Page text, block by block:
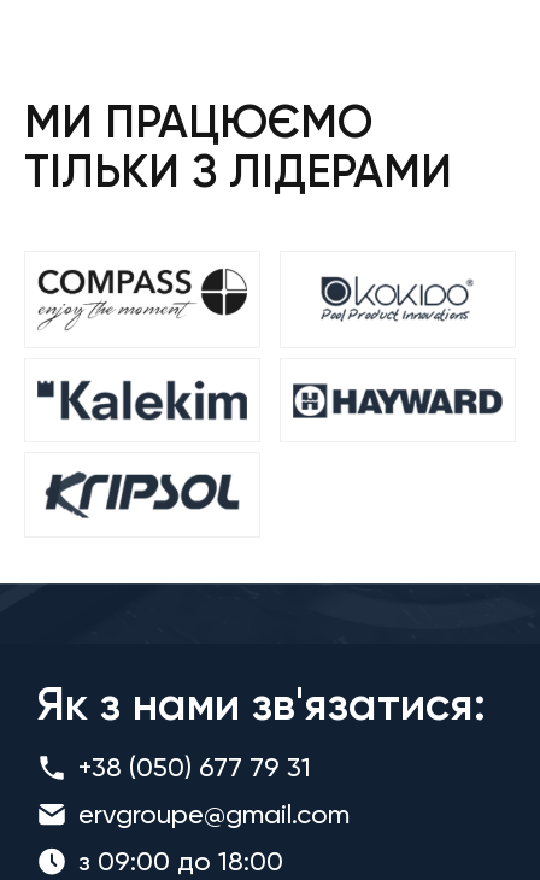
МИ ПРАЦЮЄМО
ТІЛЬКИ З ЛІДЕРАМИ
Як з нами зв'язатися:
+38 (050) 677 79 31
ervgroupe@gmail.com
з 09:00 до 18:00